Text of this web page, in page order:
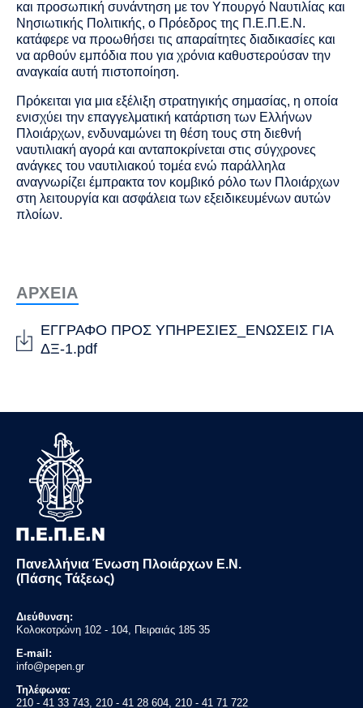
και προσωπική συνάντηση με τον Υπουργό Ναυτιλίας και
Νησιωτικής Πολιτικής, ο Πρόεδρος της Π.Ε.Π.Ε.Ν.
κατάφερε να προωθήσει τις απαραίτητες διαδικασίες και
να αρθούν εμπόδια που για χρόνια καθυστερούσαν την
αναγκαία αυτή πιστοποίηση.
Πρόκειται για μια εξέλιξη στρατηγικής σημασίας, η οποία
ενισχύει την επαγγελματική κατάρτιση των Ελλήνων
Πλοιάρχων, ενδυναμώνει τη θέση τους στη διεθνή
ναυτιλιακή αγορά και ανταποκρίνεται στις σύγχρονες
ανάγκες του ναυτιλιακού τομέα ενώ παράλληλα
αναγνωρίζει έμπρακτα τον κομβικό ρόλο των Πλοιάρχων
στη λειτουργία και ασφάλεια των εξειδικευμένων αυτών
πλοίων.
ΑΡΧΕΙΑ
EΓΓΡΑΦΟ ΠΡΟΣ ΥΠΗΡΕΣΙΕΣ_ΕΝΩΣΕΙΣ ΓΙΑ
ΔΞ-1.pdf
Πανελλήνια Ένωση Πλοιάρχων Ε.Ν.
(Πάσης Τάξεως)
Διεύθυνση:
Κολοκοτρώνη 102 - 104, Πειραιάς 185 35
E-mail:
info@pepen.gr
Τηλέφωνα:
210 - 41 33 743, 210 - 41 28 604, 210 - 41 71 722